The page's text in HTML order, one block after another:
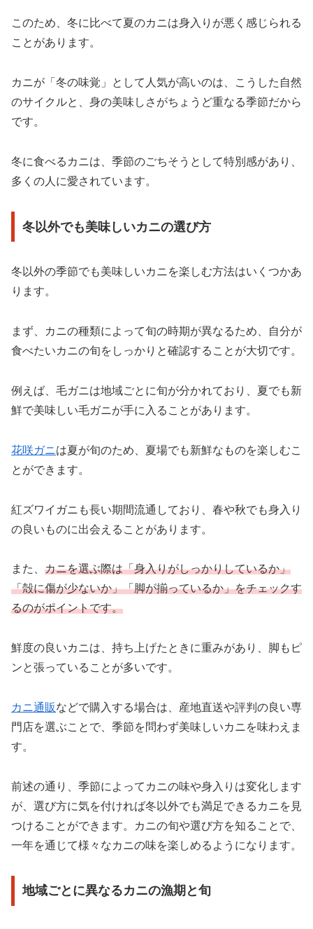
このため、冬に比べて夏のカニは身入りが悪く感じられる
ことがあります。
カニが「冬の味覚」として人気が高いのは、こうした自然
のサイクルと、身の美味しさがちょうど重なる季節だから
です。
冬に食べるカニは、季節のごちそうとして特別感があり、
多くの人に愛されています。
冬以外でも美味しいカニの選び方
冬以外の季節でも美味しいカニを楽しむ方法はいくつかあ
ります。
まず、カニの種類によって旬の時期が異なるため、自分が
食べたいカニの旬をしっかりと確認することが大切です。
例えば、毛ガニは地域ごとに旬が分かれており、夏でも新
鮮で美味しい毛ガニが手に入ることがあります。
花咲ガニは夏が旬のため、夏場でも新鮮なものを楽しむこ
とができます。
紅ズワイガニも長い期間流通しており、春や秋でも身入り
の良いものに出会えることがあります。
また、 カニを選ぶ際は「身入りがしっかりしているか」
「殻に傷が少ないか」「脚が揃っているか」をチェックす
るのがポイントです。
鮮度の良いカニは、持ち上げたときに重みがあり、脚もピ
ンと張っていることが多いです。
カニ通販などで購入する場合は、産地直送や評判の良い専
門店を選ぶことで、季節を問わず美味しいカニを味わえま
す。
前述の通り、季節によってカニの味や身入りは変化します
が、選び方に気を付ければ冬以外でも満足できるカニを見
つけることができます。カニの旬や選び方を知ることで、
一年を通じて様々なカニの味を楽しめるようになります。
地域ごとに異なるカニの漁期と旬